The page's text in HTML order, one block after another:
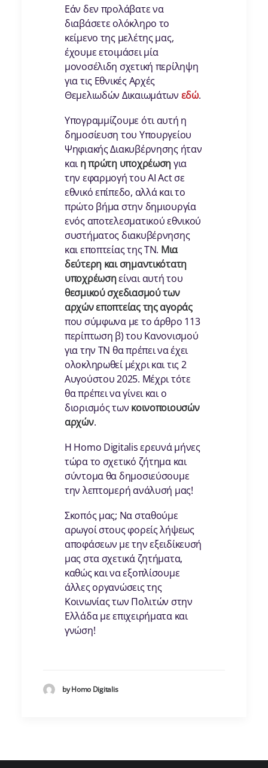
Εάν δεν προλάβατε να
διαβάσετε ολόκληρο το
κείμενο της μελέτης μας,
έχουμε ετοιμάσει μία
μονοσέλιδη σχετική περίληψη
για τις Εθνικές Αρχές
Θεμελιωδών Δικαιωμάτων εδώ.
Υπογραμμίζουμε ότι αυτή η
δημοσίευση του Υπουργείου
Ψηφιακής Διακυβέρνησης ήταν
καιη πρώτη υποχρέωσηγια
την εφαρμογή του AI Act σε
εθνικό επίπεδο, αλλά και το
πρώτο βήμα στην δημιουργία
ενός αποτελεσματικού εθνικού
συστήματος διακυβέρνησης
και εποπτείας της ΤΝ. Μια
δεύτερη και σημαντικότατη
υποχρέωσηείναι αυτή του
θεσμικού σχεδιασμού των
αρχών εποπτείας της αγοράς
που σύμφωνα με το άρθρο 113
περίπτωση β) του Κανονισμού
για την ΤΝ θα πρέπει να έχει
ολοκληρωθεί μέχρι και τις 2
Αυγούστου 2025. Μέχρι τότε
θα πρέπει να γίνει και ο
διορισμός των κοινοποιουσών
αρχών.
Η Ηοmo Digitalis ερευνά μήνες
τώρα το σχετικό ζήτημα και
σύντομα θα δημοσιεύσουμε
την λεπτομερή ανάλυσή μας!
Σκοπός μας; Να σταθούμε
αρωγοί στους φορείς λήψεως
αποφάσεων με την εξειδίκευσή
μας στα σχετικά ζητήματα,
καθώς και να εξοπλίσουμε
άλλες οργανώσεις της
Κοινωνίας των Πολιτών στην
Ελλάδα με επιχειρήματα και
γνώση!
by Homo Digitalis